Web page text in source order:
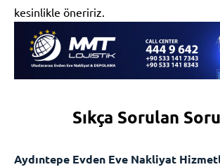
kesinlikle öneririz.
Sıkça Sorulan
Aydıntepe Evden Eve Nakliyat